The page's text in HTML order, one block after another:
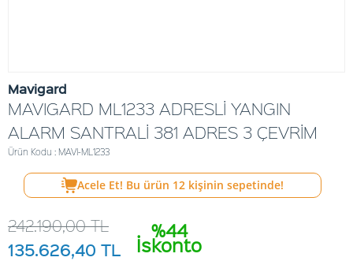
Mavigard
MAVIGARD ML1233 ADRESLİ YANGIN
ALARM SANTRALİ 381 ADRES 3 ÇEVRİM
Ürün Kodu : MAVI-ML1233
Acele Et! Bu ürün 12 kişinin sepetinde!
%44
İskonto
242.190,00TL
135.626,40 TL